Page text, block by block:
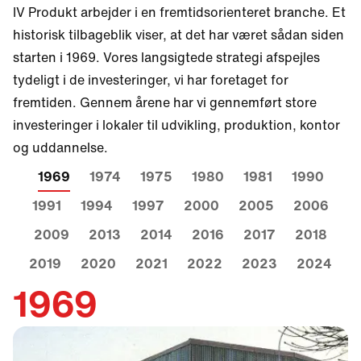
IV Produkt arbejder i en fremtidsorienteret branche. Et
historisk tilbageblik viser, at det har været sådan siden
starten i 1969. Vores langsigtede strategi afspejles
tydeligt i de investeringer, vi har foretaget for
fremtiden. Gennem årene har vi gennemført store
investeringer i lokaler til udvikling, produktion, kontor
og uddannelse.
1969
1974 1975 1980 1981
1990
1991
1994 1997 2000 2005
2006
2009
2013 2014 2016 2017
2018
2019
2020 2021 2022 2023 2024
1969